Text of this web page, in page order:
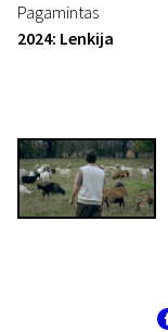
Pagamintas
2024: Lenkija